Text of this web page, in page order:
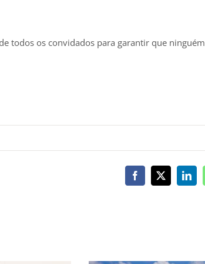
todos os convidados para garantir que
Facebook
X